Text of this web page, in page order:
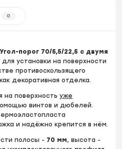
0
Угол-порог 70/5,5/22,5 с двумя
установки на поверхности
противоскользящего
декоративная отделка.
на поверхностьуже
винтов и дюбелей.
и надёжно крепится в нём.
полосы - 70 мм, высота -